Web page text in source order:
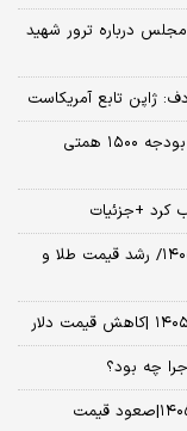
درباره ترور شهید
ژاپن تابع آمریکاست
یوسف پزشکیان: دولت چهاردهم کشور را با کسری بودجه ۱۵۰۰ همتی
کرد +جزئیات
نرخ ارز دلار، طلا و یورو امروز پنجشنبه ۱۵ مرداد ۱۴۰۵/ رشد قیمت طلا و
چه بود؟
قیمت سکه، نیم سکه و ربع سکه امروز ۱۵ مرداد ۱۴۰۵|صعود قیمت